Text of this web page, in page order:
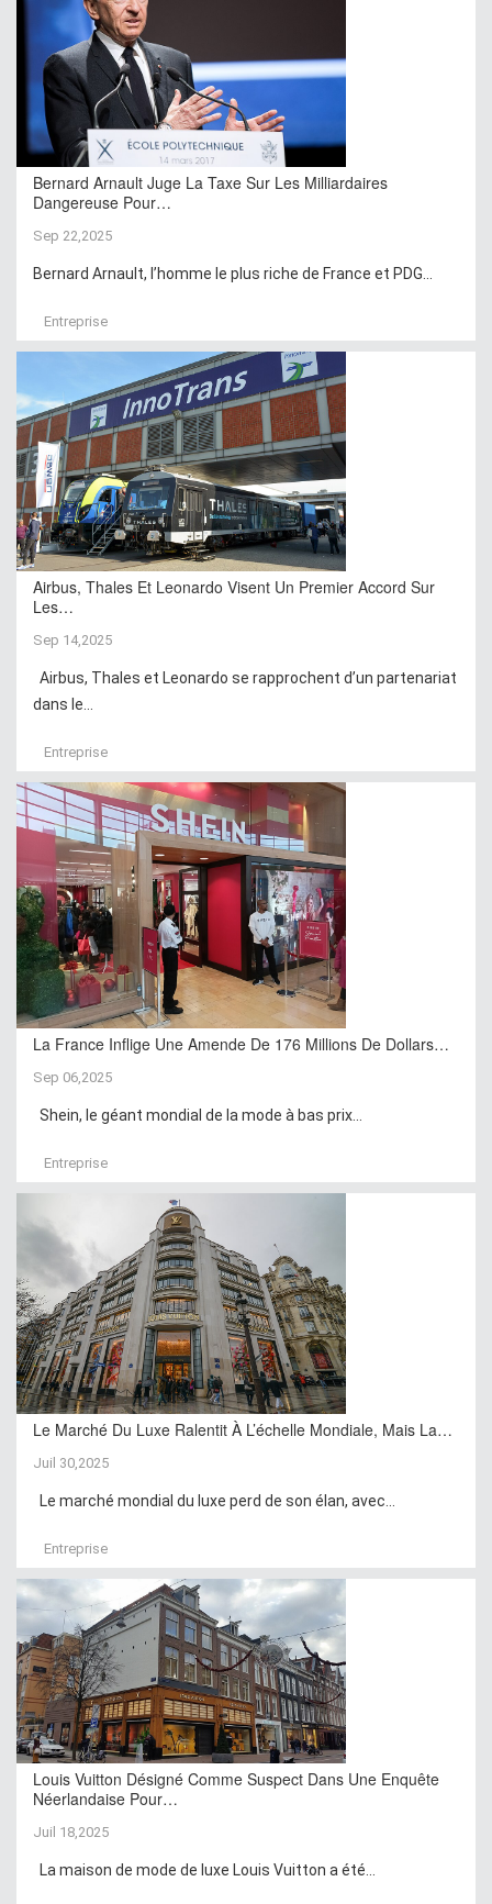
Bernard Arnault Juge La Taxe Sur Les Milliardaires
Dangereuse Pour…
Sep 22,2025
Bernard Arnault, l’homme le plus riche de France et PDG...
Entreprise
Airbus, Thales Et Leonardo Visent Un Premier Accord Sur
Les…
Sep 14,2025
Airbus, Thales et Leonardo se rapprochent d’un partenariat
dans le...
Entreprise
La France Inflige Une Amende De 176 Millions De Dollars…
Sep 06,2025
Shein, le géant mondial de la mode à bas prix...
Entreprise
Le Marché Du Luxe Ralentit À L’échelle Mondiale, Mais La…
Juil 30,2025
Le marché mondial du luxe perd de son élan, avec...
Entreprise
Louis Vuitton Désigné Comme Suspect Dans Une Enquête
Néerlandaise Pour…
Juil 18,2025
La maison de mode de luxe Louis Vuitton a été...